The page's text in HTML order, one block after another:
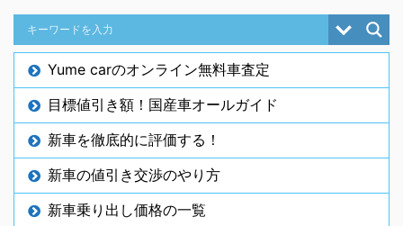
Yume carのオンライン無料車査定
目標値引き額！国産車オールガイド
新車を徹底的に評価する！
新車の値引き交渉のやり方
新車乗り出し価格の一覧